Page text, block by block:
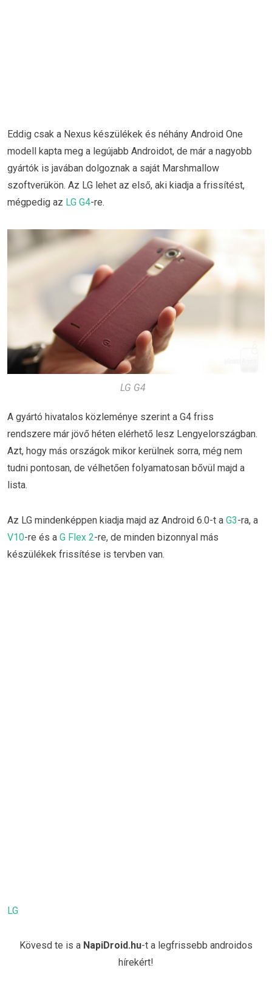
Eddig csak a Nexus készülékek és néhány Android One
modell kapta meg a legújabb Androidot, de már a nagyobb
gyártók is javában dolgoznak a saját Marshmallow
szoftverükön. Az LG lehet az első, aki kiadja a frissítést,
mégpedig az LG G4-re.
LG G4
A gyártó hivatalos közleménye szerint a G4 friss
rendszere már jövő héten elérhető lesz Lengyelországban.
Azt, hogy más országok mikor kerülnek sorra, még nem
tudni pontosan, de vélhetően folyamatosan bővül majd a
lista.
Az LG mindenképpen kiadja majd az Android 6.0-t a G3-ra, a
V10-re és a G Flex 2-re, de minden bizonnyal más
készülékek frissítése is tervben van.
LG
Kövesd te is a NapiDroid.hu-t a legfrissebb androidos
hírekért!